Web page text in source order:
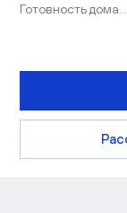
Готовность дома